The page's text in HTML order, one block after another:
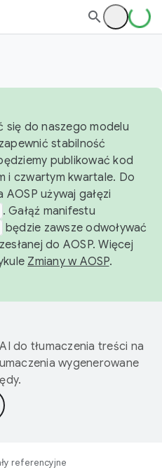
się do naszego modelu
stabilność
publikować kod
i czwartym kwartale. Do
używaj gałęzi
. Gałąź manifestu
będzie zawsze odwoływać
do AOSP. Więcej
Zmiany w AOSP.
do tłumaczenia treści na
wygenerowane
referencyjne